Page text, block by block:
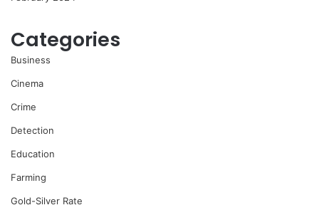
Categories
Business
Cinema
Crime
Detection
Education
Farming
Gold-Silver Rate